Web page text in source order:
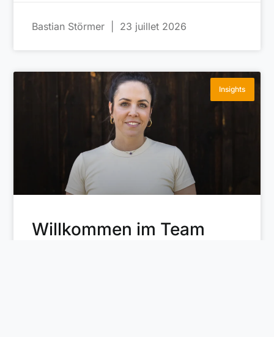
Bastian Störmer 23 juillet 2026
Insights
Willkommen im Team